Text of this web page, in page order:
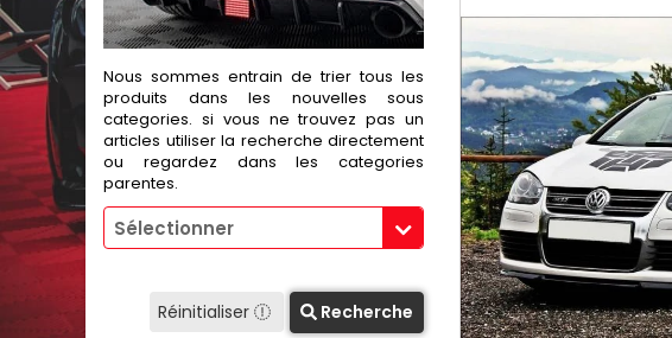
Nous sommes entrain de trier tous les
produits dans les nouvelles sous
categories. si vous ne trouvez pas un
articles utiliser la recherche directement
ou regardez dans les categories
parentes.
Sélectionner
Réinitialiser Recherche